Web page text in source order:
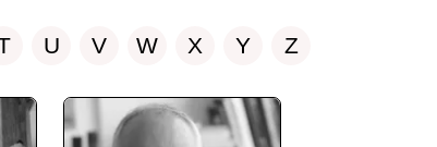
U V W X Y Z